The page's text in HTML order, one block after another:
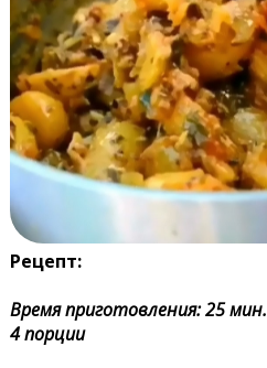
Рецепт:
Время приготовления: 25 мин.
4 порции